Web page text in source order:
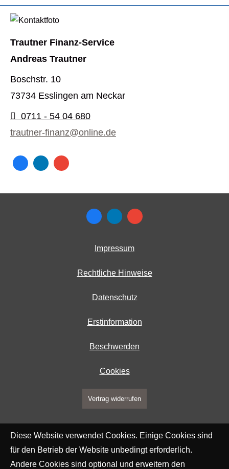
Trautner Finanz-Service
Andreas Trautner
Boschstr. 10
73734 Esslingen am Neckar
0711 - 54 04 680
trautner-finanz@online.de
Impressum
Rechtliche Hinweise
Datenschutz
Erstinformation
Beschwerden
Cookies
Vertrag widerrufen
Diese Website verwendet Cookies. Einige Cookies sind
für den Betrieb der Website unbedingt erforderlich.
Andere Cookies sind optional und erweitern den